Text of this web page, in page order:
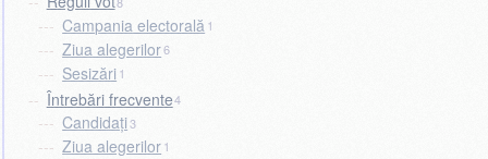
Campania electorală1
Ziua alegerilor6
Sesizări1
Întrebări frecvente4
Candidați3
Ziua alegerilor1